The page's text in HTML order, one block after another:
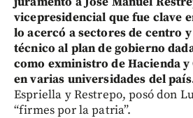
vicepresidencial que fue clave
lo acercó a sectores de centro
técnico al plan de gobierno
como exministro de Hacienda
en varias universidades del
Espriella y Restrepo, posó don
“firmes por la patria”.